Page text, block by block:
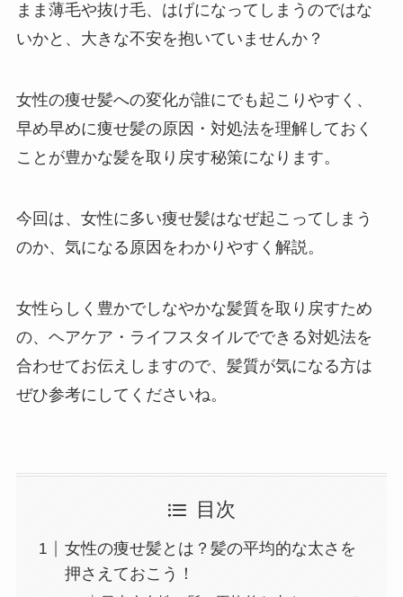
まま薄毛や抜け毛、はげになってしまうのではな
いかと、大きな不安を抱いていませんか？
女性の痩せ髪への変化が誰にでも起こりやすく、
早め早めに痩せ髪の原因・対処法を理解しておく
ことが豊かな髪を取り戻す秘策になります。
今回は、女性に多い痩せ髪はなぜ起こってしまう
のか、気になる原因をわかりやすく解説。
女性らしく豊かでしなやかな髪質を取り戻すため
の、ヘアケア・ライフスタイルでできる対処法を
合わせてお伝えしますので、髪質が気になる方は
ぜひ参考にしてくださいね。
目次
女性の痩せ髪とは？髪の平均的な太さを
押さえておこう！